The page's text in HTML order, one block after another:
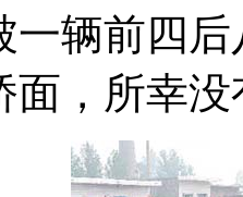
一辆前四
面，所幸